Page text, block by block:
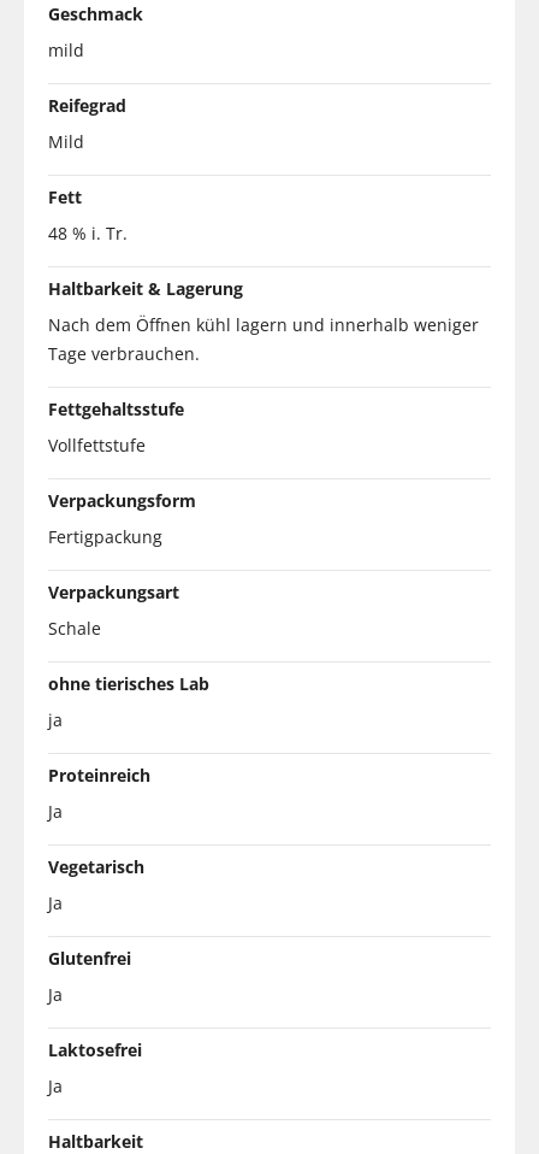
Geschmack
mild
Reifegrad
Mild
Fett
48 % i. Tr.
Haltbarkeit & Lagerung
Nach dem Öffnen kühl lagern und innerhalb weniger
Tage verbrauchen.
Fettgehaltsstufe
Vollfettstufe
Verpackungsform
Fertigpackung
Verpackungsart
Schale
ohne tierisches Lab
ja
Proteinreich
Ja
Vegetarisch
Ja
Glutenfrei
Ja
Laktosefrei
Ja
Haltbarkeit